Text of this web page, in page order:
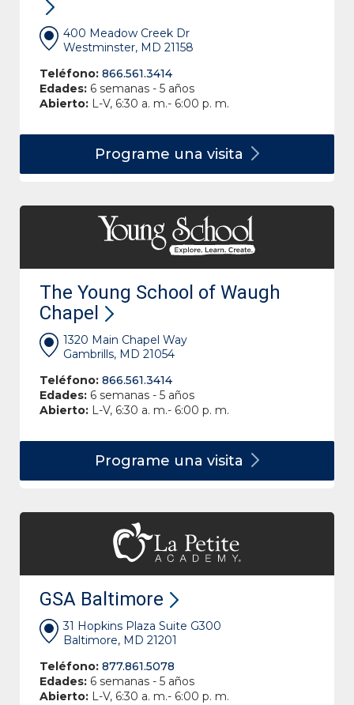
400 Meadow Creek Dr
Westminster, MD 21158
Teléfono: 866.561.3414
Edades: 6 semanas - 5 años
Abierto: L-V, 6:30 a. m.- 6:00 p. m.
Programe una visita
The Young School of Waugh
Chapel
1320 Main Chapel Way
Gambrills, MD 21054
Teléfono: 866.561.3414
Edades: 6 semanas - 5 años
Abierto: L-V, 6:30 a. m.- 6:00 p. m.
Programe una visita
GSA Baltimore
31 Hopkins Plaza Suite G300
Baltimore, MD 21201
Teléfono: 877.861.5078
Edades: 6 semanas - 5 años
Abierto: L-V, 6:30 a. m.- 6:00 p. m.